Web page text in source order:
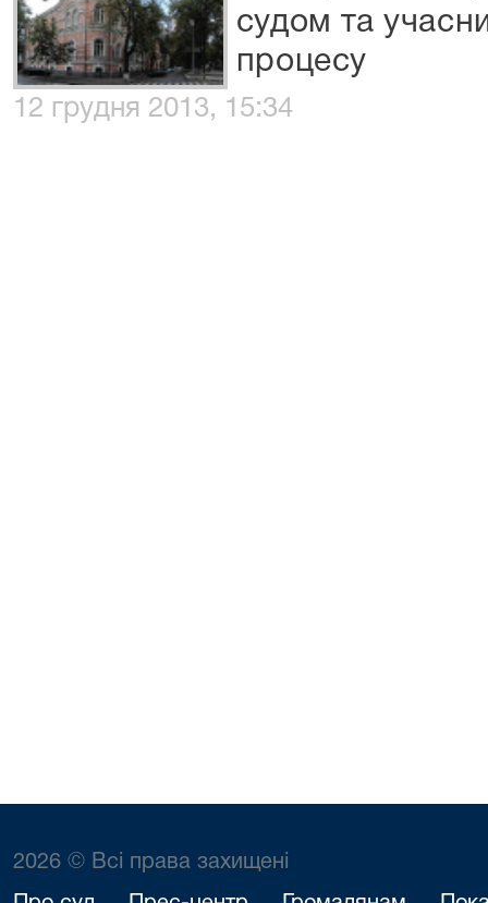
судом та
процесу
12 грудня 2013, 15:34
2026 © Всі права захищені